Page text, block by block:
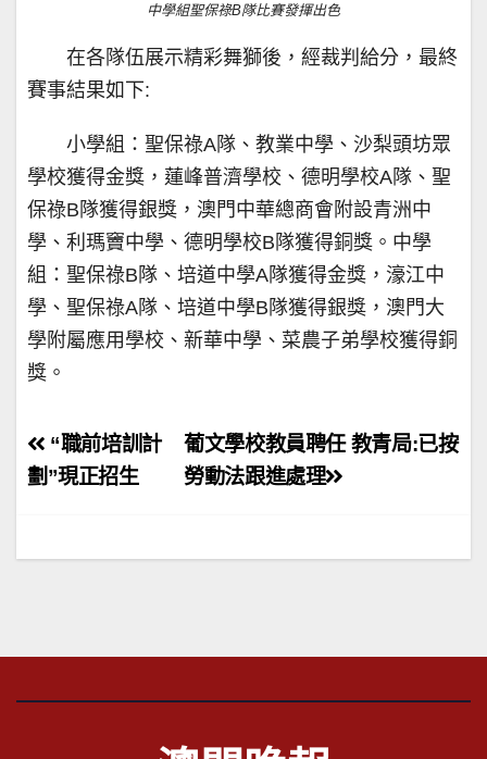
中學組聖保祿B隊比賽發揮出色
在各隊伍展示精彩舞獅後，經裁判給分，最終
賽事結果如下:
小學組：聖保祿A隊、教業中學、沙梨頭坊眾
學校獲得金獎，蓮峰普濟學校、德明學校A隊、聖
保祿B隊獲得銀獎，澳門中華總商會附設青洲中
學、利瑪竇中學、德明學校B隊獲得銅獎。中學
組：聖保祿B隊、培道中學A隊獲得金獎，濠江中
學、聖保祿A隊、培道中學B隊獲得銀獎，澳門大
學附屬應用學校、新華中學、菜農子弟學校獲得銅
獎。
文
章
覽
葡文學校教員聘任 教青局:已按
勞動法跟進處理
“職前培訓計
劃”現正招生